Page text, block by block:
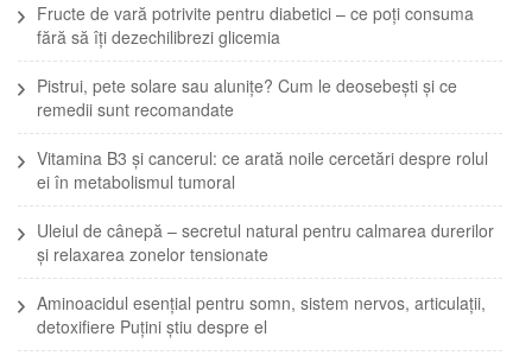
Fructe de vară potrivite pentru diabetici – ce poți consuma
fără să îți dezechilibrezi glicemia
Pistrui, pete solare sau alunițe? Cum le deosebești și ce
remedii sunt recomandate
Vitamina B3 și cancerul: ce arată noile cercetări despre rolul
ei în metabolismul tumoral
Uleiul de cânepă – secretul natural pentru calmarea durerilor
și relaxarea zonelor tensionate
Aminoacidul esențial pentru somn, sistem nervos, articulații,
detoxifiere Puțini știu despre el